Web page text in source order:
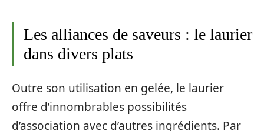
Les alliances de saveurs : le laurier
dans divers plats
Outre son utilisation en gelée, le laurier
offre d’innombrables possibilités
d’association avec d’autres ingrédients. Par